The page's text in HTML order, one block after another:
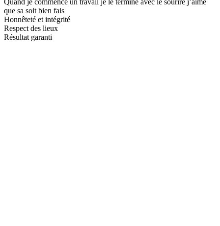
que sa soit bien fais
Honnêteté et intégrité
Respect des lieux
Résultat garanti